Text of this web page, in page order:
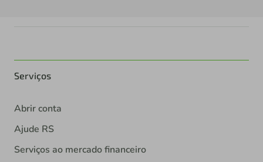
Serviços
Abrir conta
Ajude RS
Serviços ao mercado financeiro